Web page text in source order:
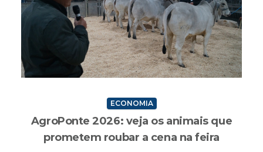
ECONOMIA
AgroPonte 2026: veja os animais que
prometem roubar a cena na feira